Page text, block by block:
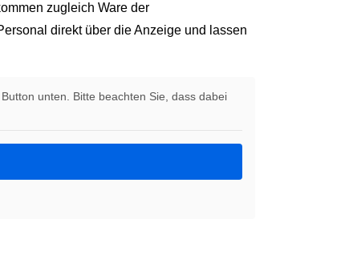
zugleich Ware der
direkt über die Anzeige und lassen
unten. Bitte beachten Sie, dass dabei